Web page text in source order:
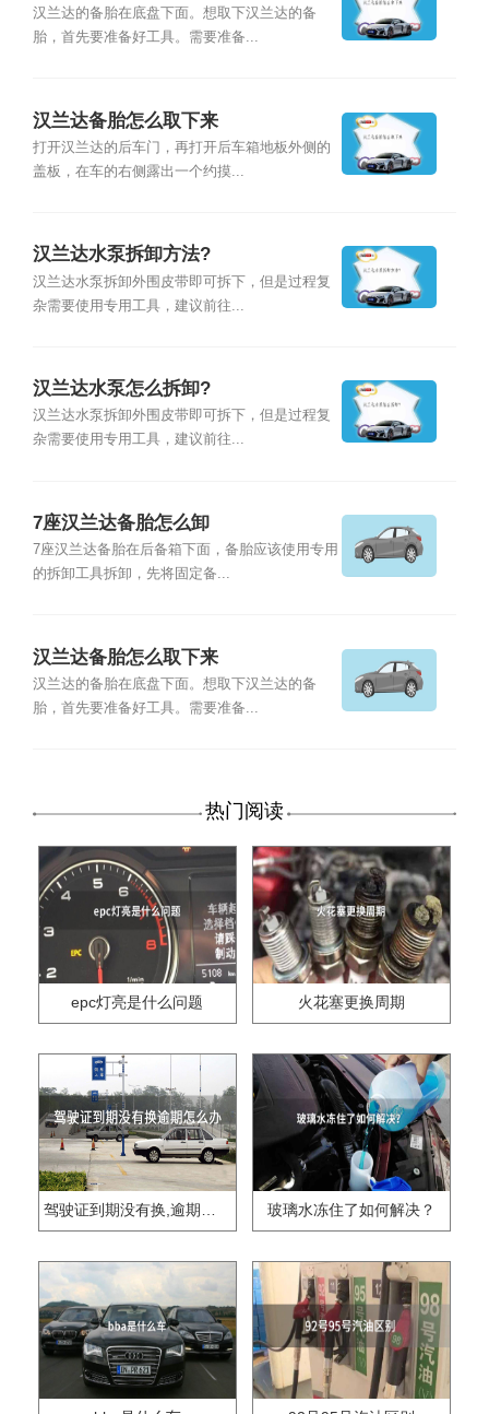
汉兰达的备胎在底盘下面。想取下汉兰达的备
胎，首先要准备好工具。需要准备...
汉兰达备胎怎么取下来
打开汉兰达的后车门，再打开后车箱地板外侧的
盖板，在车的右侧露出一个约摸...
汉兰达水泵拆卸方法?
汉兰达水泵拆卸外围皮带即可拆下，但是过程复
杂需要使用专用工具，建议前往...
汉兰达水泵怎么拆卸?
汉兰达水泵拆卸外围皮带即可拆下，但是过程复
杂需要使用专用工具，建议前往...
7座汉兰达备胎怎么卸
7座汉兰达备胎在后备箱下面，备胎应该使用专用
的拆卸工具拆卸，先将固定备...
汉兰达备胎怎么取下来
汉兰达的备胎在底盘下面。想取下汉兰达的备
胎，首先要准备好工具。需要准备...
热门阅读
epc灯亮是什么问题 火花塞更换周期
驾驶证到期没有换,逾期怎么办?? 玻璃水冻住了如何解决？